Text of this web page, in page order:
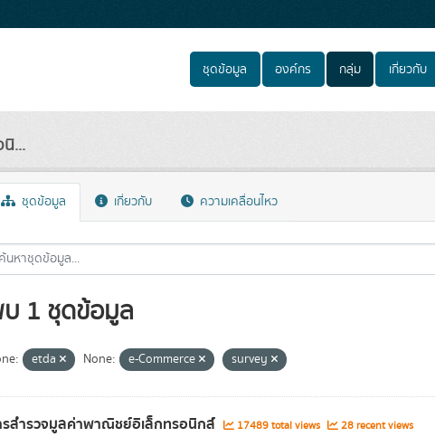
ชุดข้อมูล องค์กร กลุ่ม เกี่ยวกับ
...
ชุดข้อมูล เกี่ยวกับ ความเคลื่อนไหว
1 ชุดข้อมูล
etda None: e-Commerce survey
สำรวจมูลค่าพาณิชย์อิเล็กทรอนิกส์ 17489 total views 28 recent views